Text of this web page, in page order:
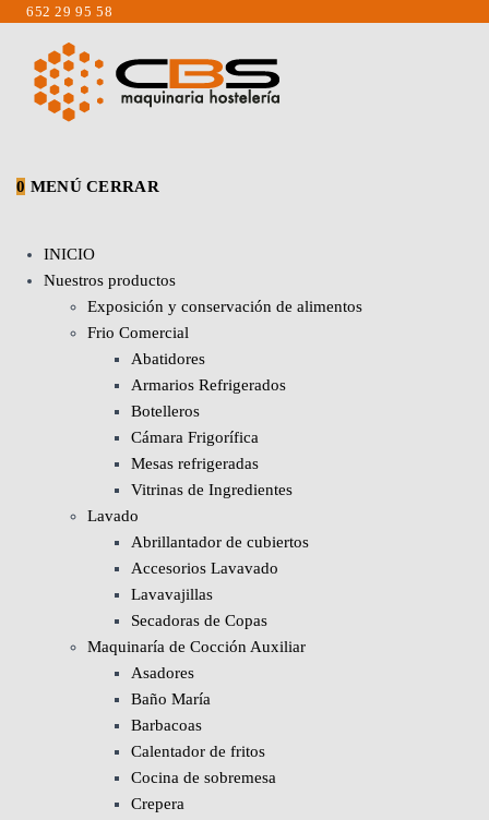
Saltar
contenido
652 29 95 58
0 MENÚ CERRAR
INICIO
Nuestros productos
Exposición y conservación de alimentos
Frio Comercial
Abatidores
Armarios Refrigerados
Botelleros
Cámara Frigorífica
Mesas refrigeradas
Vitrinas de Ingredientes
Lavado
Abrillantador de cubiertos
Accesorios Lavavado
Lavavajillas
Secadoras de Copas
Maquinaría de Cocción Auxiliar
Asadores
Baño María
Barbacoas
Calentador de fritos
Cocina de sobremesa
Crepera